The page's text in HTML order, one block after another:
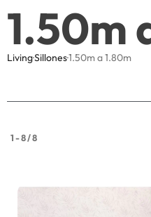
1.50m
Living·Sillones·1.50m a 1.80m
1-8/8